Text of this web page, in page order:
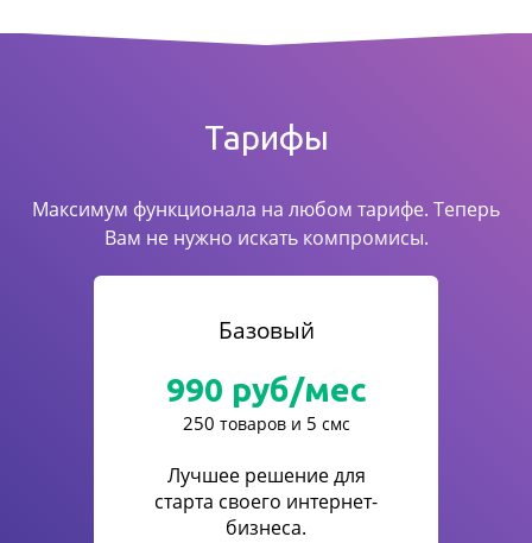
Тарифы
Максимум функционала на любом тарифе. Теперь
Вам не нужно искать компромисы.
Базовый
990 руб/мес
250 товаров и 5 смс
Лучшее решение для
старта своего интернет-
бизнеса.